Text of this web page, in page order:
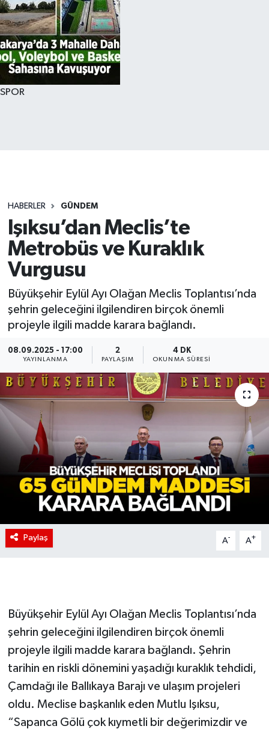
SPOR
HABERLER GÜNDEM
Işıksu’dan Meclis’te
Metrobüs ve Kuraklık
Vurgusu
Büyükşehir Eylül Ayı Olağan Meclis Toplantısı’nda
şehrin geleceğini ilgilendiren birçok önemli
projeyle ilgili madde karara bağlandı.
08.09.2025 - 17:00
YAYINLANMA
2
PAYLAŞIM
4 DK
OKUNMA SÜRESI
Paylaş A- A+
Büyükşehir Eylül Ayı Olağan Meclis Toplantısı’nda
şehrin geleceğini ilgilendiren birçok önemli
projeyle ilgili madde karara bağlandı. Şehrin
tarihin en riskli dönemini yaşadığı kuraklık tehdidi,
Çamdağı ile Ballıkaya Barajı ve ulaşım projeleri
oldu. Meclise başkanlık eden Mutlu Işıksu,
“Sapanca Gölü çok kıymetli bir değerimizdir ve